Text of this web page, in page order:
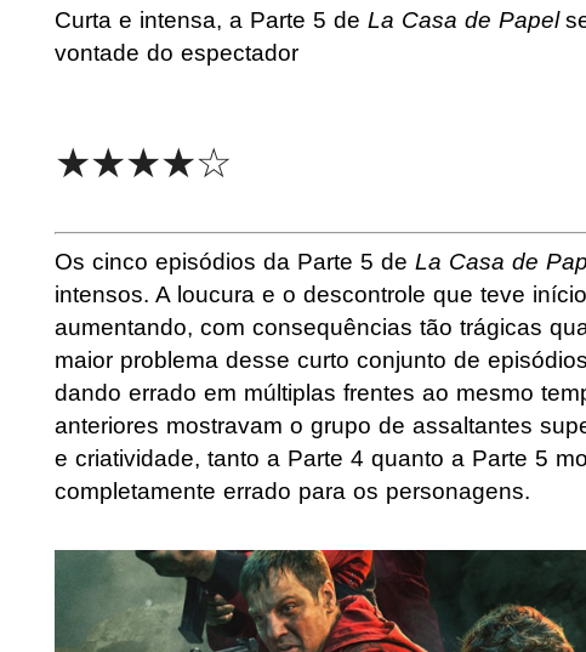
Curta e intensa, a Parte 5 de La Casa de Papel
vontade do espectador
★★★★☆
Os cinco episódios da Parte 5 de La Casa de
intensos. A loucura e o descontrole que teve
aumentando, com consequências tão trágicas
maior problema desse curto conjunto de
dando errado em múltiplas frentes ao mesmo
anteriores mostravam o grupo de assaltantes
e criatividade, tanto a Parte 4 quanto a Parte 5
completamente errado para os personagens.